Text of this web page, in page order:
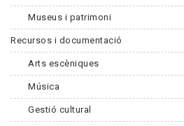
Museus i patrimoni
Recursos i documentació
Arts escèniques
Música
Gestió cultural